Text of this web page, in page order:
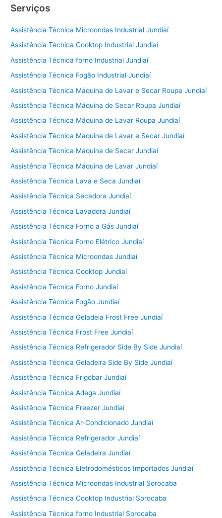
Eletrodoméstico
Serviços
Assistência Técnica Microondas Industrial Jundiaí
Assistência Técnica Cooktop Industrial Jundiaí
Assistência Técnica forno Industrial Jundiaí
Assistência Técnica Fogão Industrial Jundiaí
Assistência Técnica Máquina de Lavar e Secar Roupa Jundiaí
Assistência Técnica Máquina de Secar Roupa Jundiaí
Assistência Técnica Máquina de Lavar Roupa Jundiaí
Assistência Técnica Máquina de Lavar e Secar Jundiaí
Assistência Técnica Máquina de Secar Jundiaí
Assistência Técnica Máquina de Lavar Jundiaí
Assistência Técnica Lava e Seca Jundiaí
Assistência Técnica Secadora Jundiaí
Assistência Técnica Lavadora Jundiaí
Assistência Técnica Forno a Gás Jundiaí
Assistência Técnica Forno Elétrico Jundiaí
Assistência Técnica Microondas Jundiaí
Assistência Técnica Cooktop Jundiaí
Assistência Técnica Forno Jundiaí
Assistência Técnica Fogão Jundiaí
Assistência Técnica Geladeia Frost Free Jundiaí
Assistência Técnica Frost Free Jundiaí
Assistência Técnica Refrigerador Side By Side Jundiaí
Assistência Técnica Geladeira Side By Side Jundiaí
Assistência Técnica Frigobar Jundiaí
Assistência Técnica Adega Jundiaí
Assistência Técnica Freezer Jundiaí
Assistência Técnica Ar-Condicionado Jundiaí
Assistência Técnica Refrigerador Jundiaí
Assistência Técnica Geladeira Jundiaí
Assistência Técnica Eletrodomésticos Importados Jundiaí
Assistência Técnica Microondas Industrial Sorocaba
Assistência Técnica Cooktop Industrial Sorocaba
Assistência Técnica forno Industrial Sorocaba